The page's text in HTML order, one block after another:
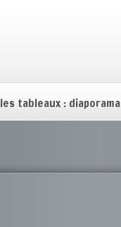
les tableaux : diaporama